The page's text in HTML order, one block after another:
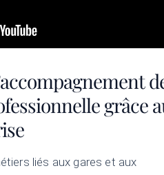
grâce
liés aux gares et aux